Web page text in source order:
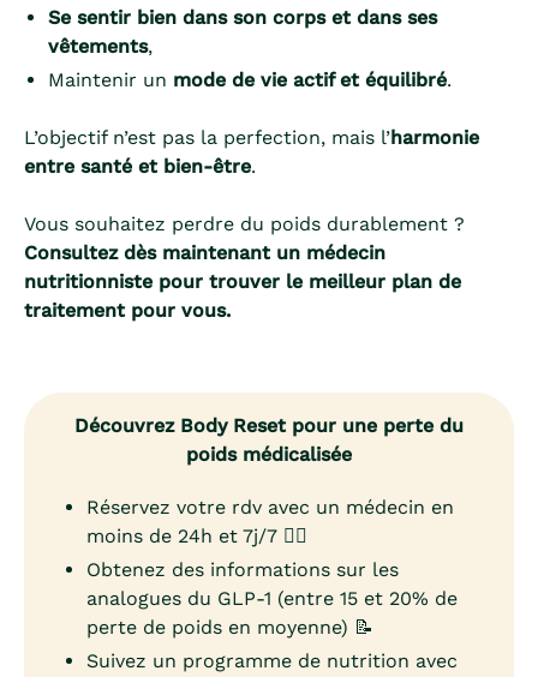
Se sentir bien dans son corps et dans ses
vêtements,
Maintenir un mode de vie actif et équilibré.
L’objectif n’est pas la perfection, mais l’harmonie
entre santé et bien-être.
Vous souhaitez perdre du poids durablement ?
Consultez dès maintenant un médecin
nutritionniste pour trouver le meilleur plan de
traitement pour vous.
Découvrez Body Reset pour une perte du
poids médicalisée
Réservez votre rdv avec un médecin en
moins de 24h et 7j/7 👨‍⚕️
Obtenez des informations sur les
analogues du GLP-1 (entre 15 et 20% de
perte de poids en moyenne) 📝
Suivez un programme de nutrition avec